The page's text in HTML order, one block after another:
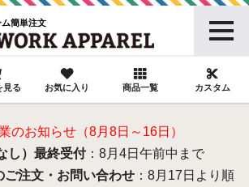
簡単注文
見る お気に入り 商品一覧 カスタム
のお知らせ（8月8日～16日）
し）最終受付：8月4日午前中まで
ご注文・お問い合わせ：8月17日より順